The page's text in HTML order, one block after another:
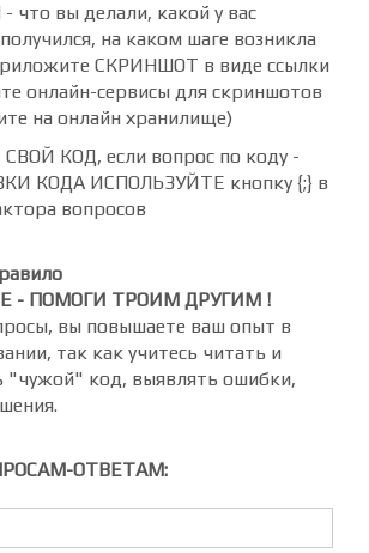
- что вы делали, какой у вас
на каком шаге возникла
СКРИНШОТ в виде ссылки
онлайн-сервисы для скриншотов
на онлайн хранилище)
СВОЙ КОД, если вопрос по коду -
КОДА ИСПОЛЬЗУЙТЕ кнопку {;} в
вопросов
- ПОМОГИ ТРОИМ ДРУГИМ !
вы повышаете ваш опыт в
так как учитесь читать и
"чужой" код, выявлять ошибки,
ОТВЕТАМ: